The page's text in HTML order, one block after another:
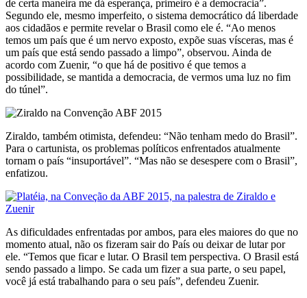
de certa maneira me dá esperança, primeiro é a democracia”.
Segundo ele, mesmo imperfeito, o sistema democrático dá liberdade
aos cidadãos e permite revelar o Brasil como ele é. “Ao menos
temos um país que é um nervo exposto, expõe suas vísceras, mas é
um país que está sendo passado a limpo”, observou. Ainda de
acordo com Zuenir, “o que há de positivo é que temos a
possibilidade, se mantida a democracia, de vermos uma luz no fim
do túnel”.
Ziraldo, também otimista, defendeu: “Não tenham medo do Brasil”.
Para o cartunista, os problemas políticos enfrentados atualmente
tornam o país “insuportável”. “Mas não se desespere com o Brasil”,
enfatizou.
As dificuldades enfrentadas por ambos, para eles maiores do que no
momento atual, não os fizeram sair do País ou deixar de lutar por
ele. “Temos que ficar e lutar. O Brasil tem perspectiva. O Brasil está
sendo passado a limpo. Se cada um fizer a sua parte, o seu papel,
você já está trabalhando para o seu país”, defendeu Zuenir.